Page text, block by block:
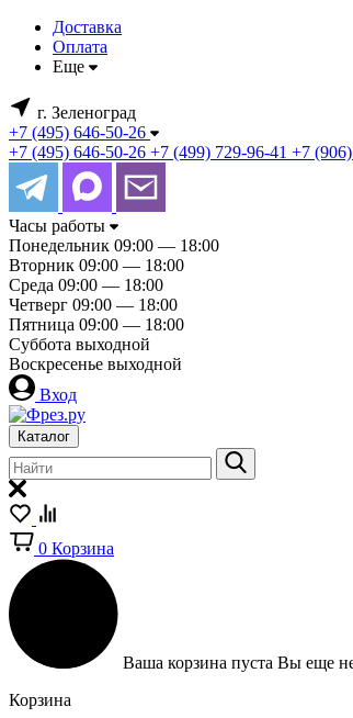
Доставка
Оплата
Еще
г. Зеленоград
+7 (495) 646-50-26
+7 (495) 646-50-26 +7 (499) 729-96-41 +7
Часы работы
Понедельник 09:00 — 18:00
Вторник 09:00 — 18:00
Среда 09:00 — 18:00
Четверг 09:00 — 18:00
Пятница 09:00 — 18:00
Суббота выходной
Воскресенье выходной
Вход
Каталог
0 Корзина
Ваша корзина пуста Вы еще
Корзина